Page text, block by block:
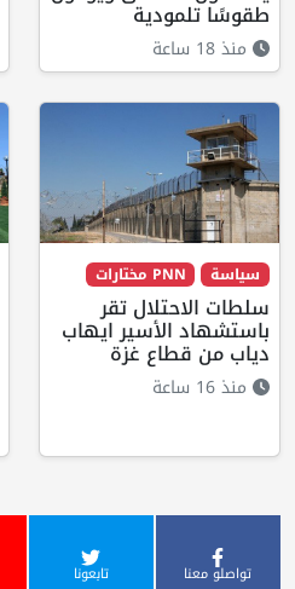
طقوسًا تلمودية
منذ 18 ساعة
سياسة PNN مختارات
سلطات الاحتلال تقر
باستشهاد الأسير ايهاب
دياب من قطاع غزة
منذ 16 ساعة
تواصلو معنا تابعونا